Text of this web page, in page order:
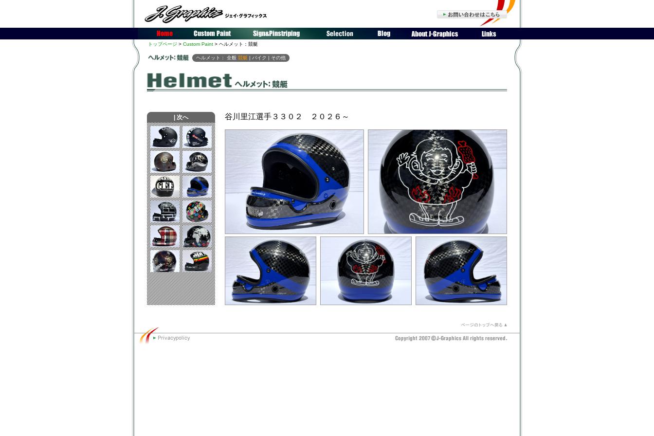
トップページ > Custom Paint > ヘルメット：競艇
ヘルメット： 全般 競艇 | バイク | その他
次へ 谷川里江選手３３０２ ２０２６～